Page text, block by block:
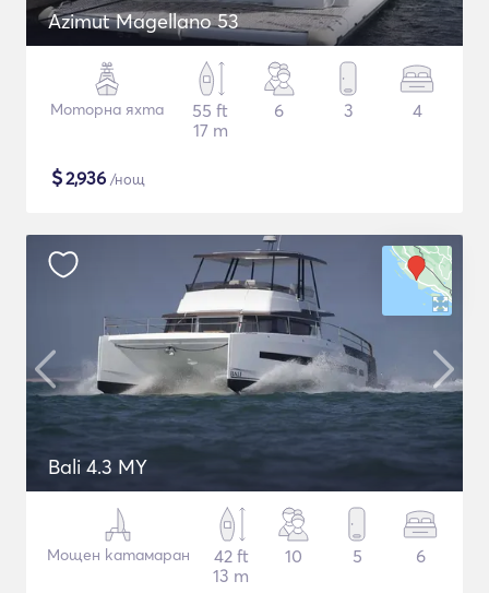
Azimut Magellano 53
Моторна яхта
55 ft
17 m
6 3 4
$2,936 /нощ
Bali 4.3 MY
Мощен катамаран
42 ft
13 m
10 5 6